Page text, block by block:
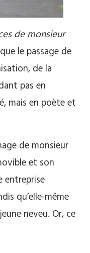
de monsieur
le passage de
de la
pas en
mais en poète et
de monsieur
et son
entreprise
qu’elle-même
neveu. Or, ce